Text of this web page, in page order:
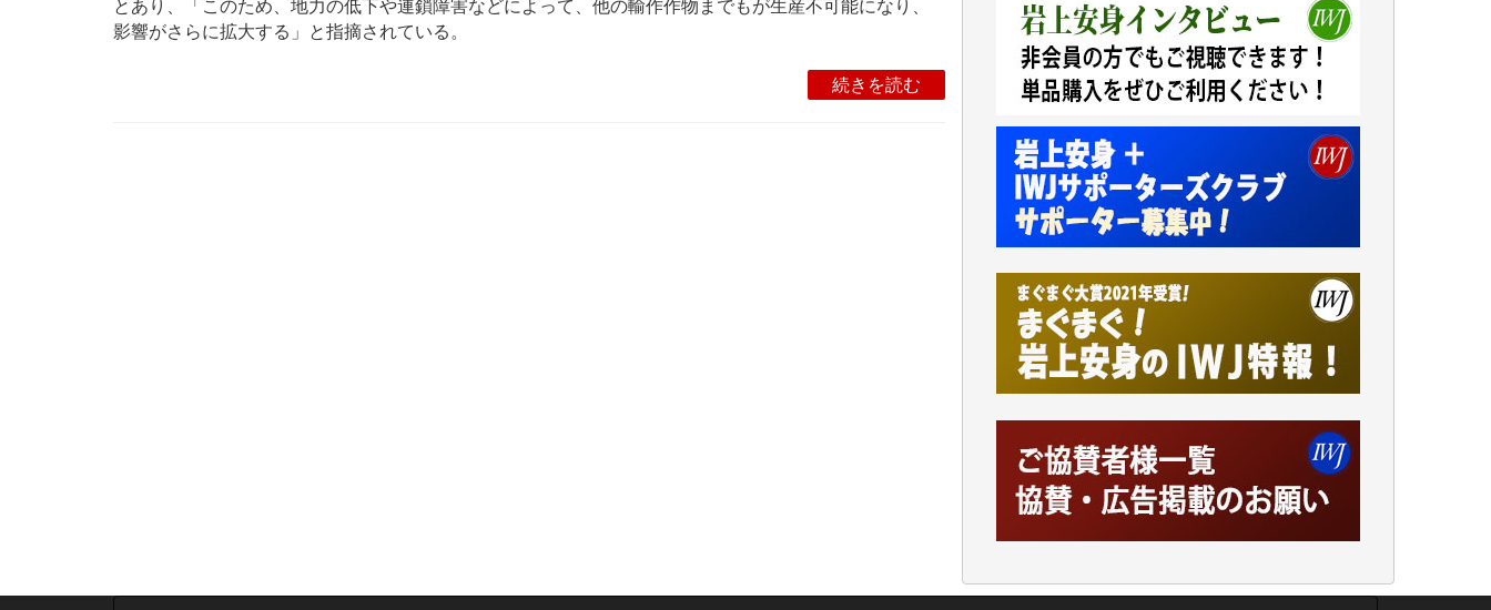
とあり、「このため、地力の低下や連鎖障害などによって、他の輸作作物までもが生産不可能になり、
影響がさらに拡大する」と指摘されている。
続きを読む
岩井祐子 様
藤田英之 様
藤岡比左志 様
井出 隆太 様
小池説夫 様
アオキカナメ 様
諸般の事情によりIWJ会費払えず今は非会員
です。市民側に立つ講演会にIWJのカメラマ
ンをよく拝見しております。コンテンツが失
われるのはあまりにもったいない。少しでも
お役立てください。（H.O.様）
今日、僅かですがカンパしました。（T.M.
様）
今日、僅かですがカンパしました。IWJの危
機を乗り切るには到底及ばない額ですが病気
の妻を抱えている私にとっては精一杯のカン
パです。
ューは大袈裟ではなく、極めて重要な知的財